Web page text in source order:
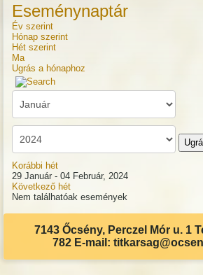
Eseménynaptár
Év szerint
Hónap szerint
Hét szerint
Ma
Ugrás a hónaphoz
Korábbi hét
29 Január - 04 Február, 2024
Következő hét
Nem találhatóak események
7143 Őcsény, Perczel Mór u. 1
782 E-mail: